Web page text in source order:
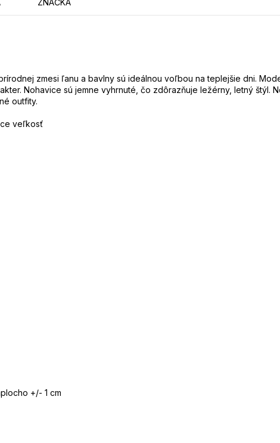
ZNAČKA
zmesi ľanu a bavlny sú ideálnou voľbou na teplejšie dni.
Nohavice sú jemne vyhrnuté, čo zdôrazňuje ležérny, letný štýl.
outfity.
veľkosť
+/- 1 cm